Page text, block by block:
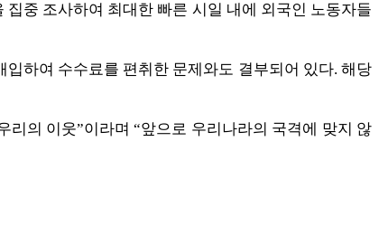
중 조사하여 최대한 빠른 시일 내에 외국인 노동자들
하여 수수료를 편취한 문제와도 결부되어 있다. 해당
의 이웃”이라며 “앞으로 우리나라의 국격에 맞지 않